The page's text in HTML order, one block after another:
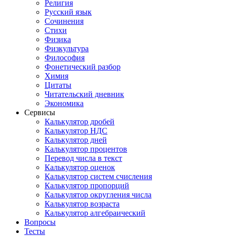
Религия
Русский язык
Сочинения
Стихи
Физика
Физкультура
Философия
Фонетический разбор
Химия
Цитаты
Читательский дневник
Экономика
Сервисы
Калькулятор дробей
Калькулятор НДС
Калькулятор дней
Калькулятор процентов
Перевод числа в текст
Калькулятор оценок
Калькулятор систем счисления
Калькулятор пропорций
Калькулятор округления числа
Калькулятор возраста
Калькулятор алгебраический
Вопросы
Тесты